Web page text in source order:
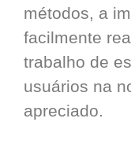
métodos, a
facilmente
trabalho de
usuários na
apreciado.